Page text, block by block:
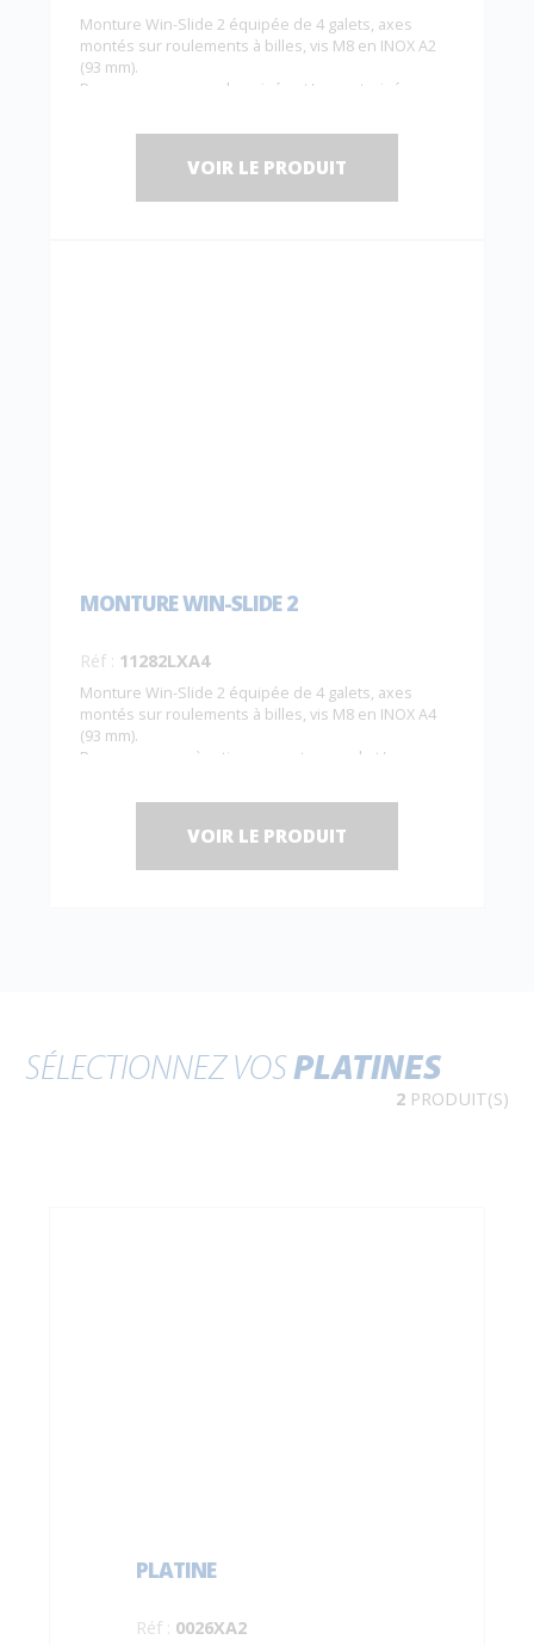
Monture Win-Slide 2 équipée de 4 galets, axes
montés sur roulements à billes, vis M8 en INOX A2
(93 mm).
Pour panneaux synchronisés et/ou motorisés.
Rails associés :11208, 11208A, 11208P et 11208AP.
VOIR LE PRODUIT
MONTURE WIN-SLIDE 2
Réf : 11282LXA4
Monture Win-Slide 2 équipée de 4 galets, axes
montés sur roulements à billes, vis M8 en INOX A4
(93 mm).
Pour panneaux à actionnement manuel et/ou
120 kg max. / panneau.
VOIR LE PRODUIT
SÉLECTIONNEZ VOSPLATINES
2 PRODUIT(S)
PLATINE
Réf : 0026XA2